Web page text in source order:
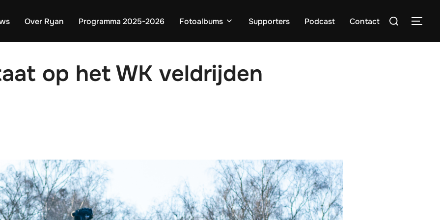
Over Ryan Programma 2025-2026 Fotoalbums Supporters Podcast Contact
Zoek
op het WK veldrijden